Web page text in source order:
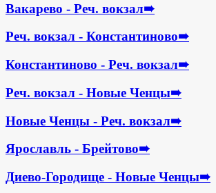
Вакарево - Реч. вокзал➠
Реч. вокзал - Константиново➠
Константиново - Реч. вокзал➠
Реч. вокзал - Новые Ченцы➠
Новые Ченцы - Реч. вокзал➠
Ярославль - Брейтово➠
Диево-Городище - Новые Ченцы➠